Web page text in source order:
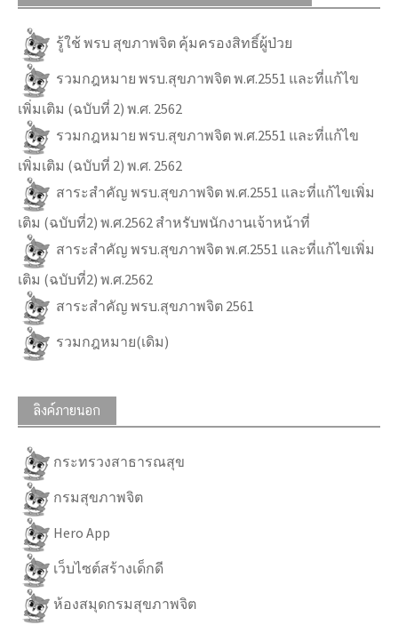
รู้ใช้ พรบ สุขภาพจิต คุ้มครองสิทธิ์ผู้ป่วย
รวมกฎหมาย พรบ.สุขภาพจิต พ.ศ.2551 และที่แก้ไข
เพิ่มเติม (ฉบับที่ 2) พ.ศ. 2562
รวมกฎหมาย พรบ.สุขภาพจิต พ.ศ.2551 และที่แก้ไข
เพิ่มเติม (ฉบับที่ 2) พ.ศ. 2562
สาระสำคัญ พรบ.สุขภาพจิต พ.ศ.2551 และที่แก้ไขเพิ่ม
เติม (ฉบับที่2) พ.ศ.2562 สำหรับพนักงานเจ้าหน้าที่
สาระสำคัญ พรบ.สุขภาพจิต พ.ศ.2551 และที่แก้ไขเพิ่ม
เติม (ฉบับที่2) พ.ศ.2562
สาระสำคัญ พรบ.สุขภาพจิต 2561
รวมกฎหมาย(เดิม)
ลิงค์ภายนอก
กระทรวงสาธารณสุข
กรมสุขภาพจิต
Hero App
เว็บไซต์สร้างเด็กดี
ห้องสมุดกรมสุขภาพจิต